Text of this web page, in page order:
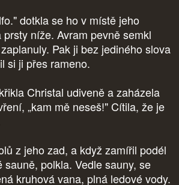
dotkla se ho v místě jeho
níže. Avram pevně semkl
Pak ji bez jediného slova
si ji přes rameno.
Christal udiveně a zaházela
„kam mě neseš!" Cítila, že je
z jeho zad, a když zamířil podél
sauně, polkla. Vedle sauny, se
kruhová vana, plná ledové vody.